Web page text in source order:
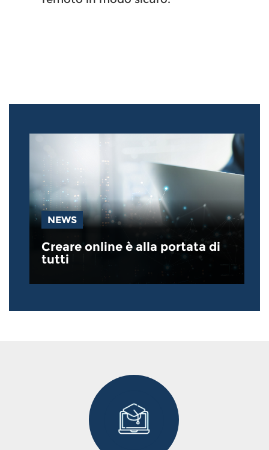
NEWS
Creare online è alla portata di
tutti